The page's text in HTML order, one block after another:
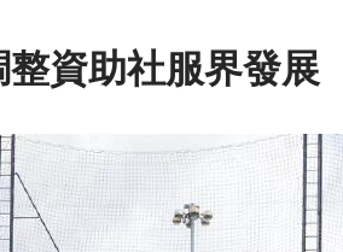
資助社服界發展